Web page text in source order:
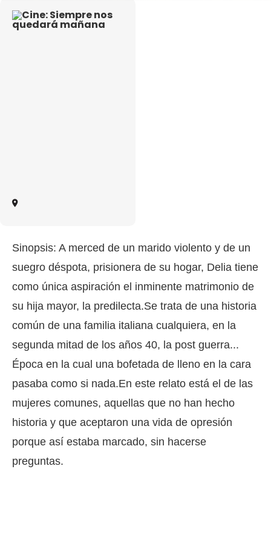
Sinopsis: A merced de un marido violento y de un
suegro déspota, prisionera de su hogar, Delia tiene
como única aspiración el inminente matrimonio de
su hija mayor, la predilecta.Se trata de una historia
común de una familia italiana cualquiera, en la
segunda mitad de los años 40, la post guerra...
Época en la cual una bofetada de lleno en la cara
pasaba como si nada.En este relato está el de las
mujeres comunes, aquellas que no han hecho
historia y que aceptaron una vida de opresión
porque así estaba marcado, sin hacerse
preguntas.